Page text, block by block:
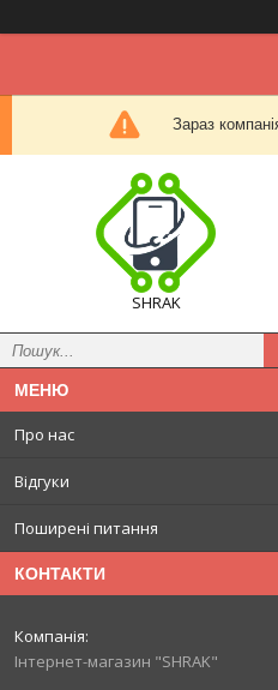
Зараз
SHRAK
Про нас
Відгуки
Поширені питання
КОНТАКТИ
Інтернет-магазин "SHRAK"